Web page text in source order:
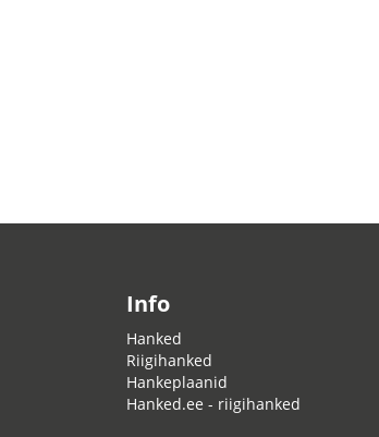
Info
Hanked
Riigihanked
Hankeplaanid
Hanked.ee - riigihanked